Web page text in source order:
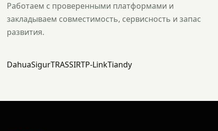
Работаем с проверенными платформами и
закладываем совместимость, сервисность и запас
развития.
DahuaSigurTRASSIRTP-LinkTiandy